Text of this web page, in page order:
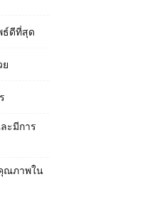
ธ์ดีที่สุด
ย
ะมีการ
ณภาพใน